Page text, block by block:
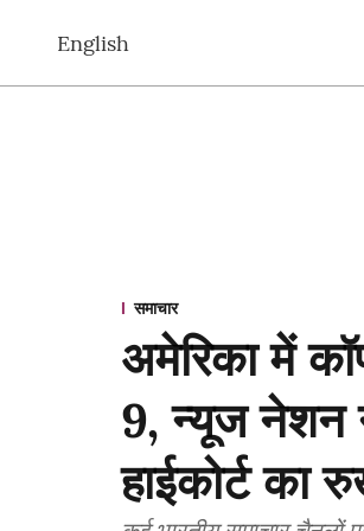
English
समाचार
अमेरिका में
9, न्यूज नेशन
हाईकोर्ट का